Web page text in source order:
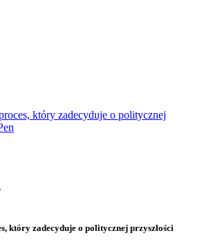
który zadecyduje o politycznej przyszłości